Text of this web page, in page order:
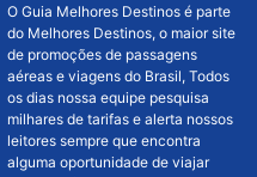
O Guia Melhores Destinos é parte
do Melhores Destinos, o maior site
de promoções de passagens
aéreas e viagens do Brasil, Todos
os dias nossa equipe pesquisa
milhares de tarifas e alerta nossos
leitores sempre que encontra
alguma oportunidade de viajar